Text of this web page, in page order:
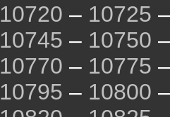
10720 – 10725
10745 – 10750
10770 – 10775
10795 – 10800